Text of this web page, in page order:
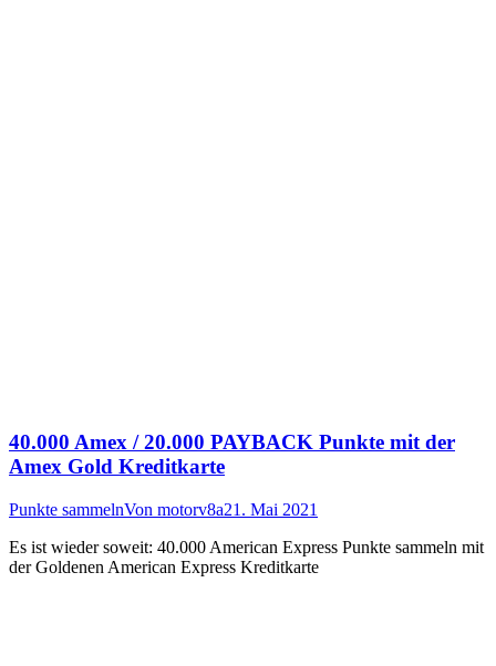
40.000 Amex / 20.000 PAYBACK Punkte mit der
Amex Gold Kreditkarte
Punkte sammelnVon motorv8a21. Mai 2021
Es ist wieder soweit: 40.000 American Express Punkte sammeln mit
der Goldenen American Express Kreditkarte